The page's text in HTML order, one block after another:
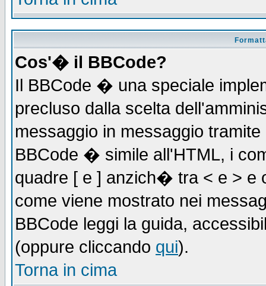
Cos'� il BBCode?
Il BBCode � una speciale
precluso dalla scelta
messaggio in messaggio
BBCode � simile all'HTML, i
quadre [ e ] anzich� tra < e > e
come viene mostrato nei
BBCode leggi la guida,
(oppure cliccando qui).
Torna in cima